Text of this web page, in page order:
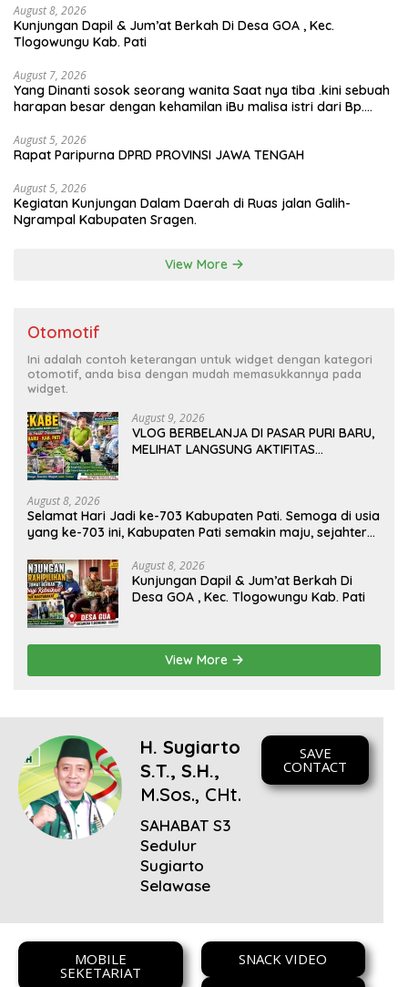
kesejahteraan bagi seluruh masyarakatnya. Semoga sinergi
dan kolaborasi yang telah terjalin semakin kuat demi
mewujudkan pembangunan yang berkelanjutan. Dirgahayu
Facebook
August 8, 2026
Kunjungan Dapil & Jum’at Berkah Di Desa GOA , Kec.
Tlogowungu Kab. Pati
August 7, 2026
Yang Dinanti sosok seorang wanita Saat nya tiba .kini sebuah
harapan besar dengan kehamilan iBu malisa istri dari Bp.
Musa & Princes.
August 5, 2026
Rapat Paripurna DPRD PROVINSI JAWA TENGAH
August 5, 2026
Kegiatan Kunjungan Dalam Daerah di Ruas jalan Galih-
Ngrampal Kabupaten Sragen.
View More
Otomotif
Ini adalah contoh keterangan untuk widget dengan kategori
otomotif, anda bisa dengan mudah memasukkannya pada
widget.
August 9, 2026
VLOG BERBELANJA DI PASAR PURI BARU,
MELIHAT LANGSUNG AKTIFITAS
August 8, 2026
Selamat Hari Jadi ke-703 Kabupaten Pati. Semoga di usia
yang ke-703 ini, Kabupaten Pati semakin maju, sejahtera,
kesejahteraan bagi seluruh masyarakatnya. Semoga
sinergi dan kolaborasi yang telah terjalin semakin kuat
demi mewujudkan pembangunan yang berkelanjutan.
Dirgahayu Kabupaten Pati ke-703. Salam sedulur Pati
Selawase. Facebook
August 8, 2026
Kunjungan Dapil & Jum’at Berkah Di
Desa GOA , Kec. Tlogowungu Kab. Pati
View More
H. Sugiarto
S.T., S.H.,
M.Sos., CHt.
SAHABAT S3
Sedulur
Sugiarto
Selawase
SAVE
CONTACT
MOBILE
SEKETARIAT
SNACK VIDEO